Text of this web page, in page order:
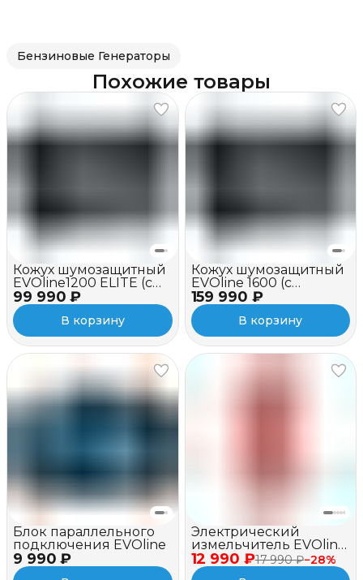
Бензиновые Генераторы
Похожие товары
99 990 ₽
Кожух шумозащитный
EVOline1200 ELITE (c
вентилятором)
В корзину
159 990 ₽
Кожух шумозащитный
EVOline 1600 (c
вентилятором)
В корзину
9 990 ₽
Блок параллельного
подключения EVOline
12 990 ₽17 990 ₽−28%
Электрический
измельчитель EVOline
BSE 2500